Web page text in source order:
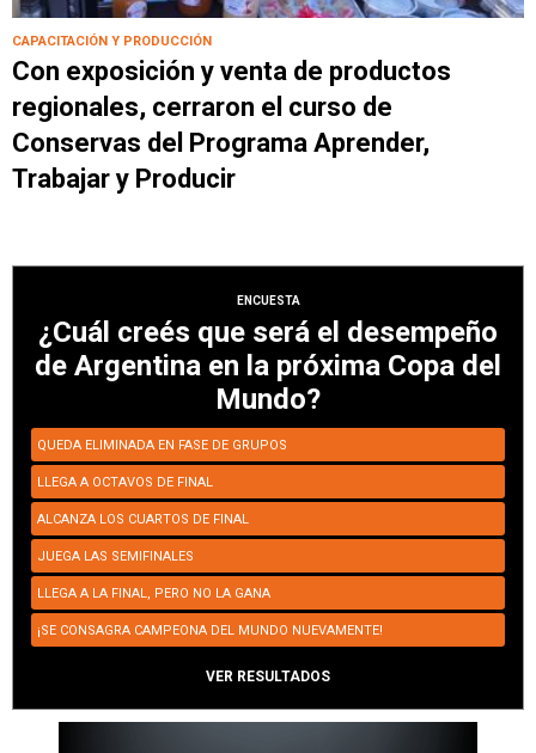
CAPACITACIÓN Y PRODUCCIÓN
Con exposición y venta de productos
regionales, cerraron el curso de
Conservas del Programa Aprender,
Trabajar y Producir
ENCUESTA
¿Cuál creés que será el desempeño
de Argentina en la próxima Copa del
Mundo?
QUEDA ELIMINADA EN FASE DE GRUPOS
LLEGA A OCTAVOS DE FINAL
ALCANZA LOS CUARTOS DE FINAL
JUEGA LAS SEMIFINALES
LLEGA A LA FINAL, PERO NO LA GANA
¡SE CONSAGRA CAMPEONA DEL MUNDO NUEVAMENTE!
VER RESULTADOS